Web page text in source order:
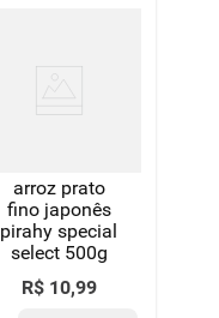
arroz prato
fino japonês
pirahy special
select 500g
R$ 10,99